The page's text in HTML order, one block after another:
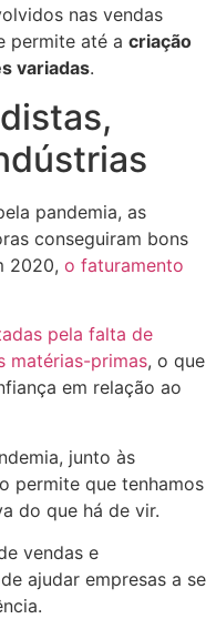
nas vendas
permite até a criação
variadas.
pandemia, as
conseguiram bons
2020, o faturamento
pela falta de
matérias-primas, o que
em relação ao
junto às
permite que tenhamos
do que há de vir.
vendas e
ajudar empresas a se